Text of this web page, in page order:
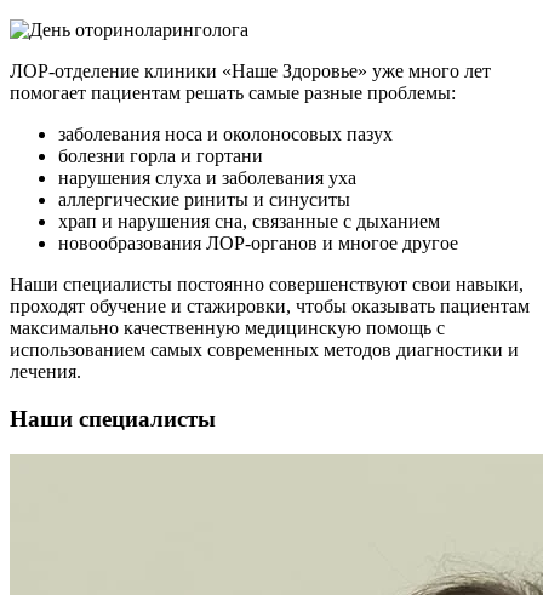
ЛОР-отделение клиники «Наше Здоровье» уже много лет
помогает пациентам решать самые разные проблемы:
заболевания носа и околоносовых пазух
болезни горла и гортани
нарушения слуха и заболевания уха
аллергические риниты и синуситы
храп и нарушения сна, связанные с дыханием
новообразования ЛОР-органов и многое другое
Наши специалисты постоянно совершенствуют свои навыки,
проходят обучение и стажировки, чтобы оказывать пациентам
максимально качественную медицинскую помощь с
использованием самых современных методов диагностики и
лечения.
Наши специалисты